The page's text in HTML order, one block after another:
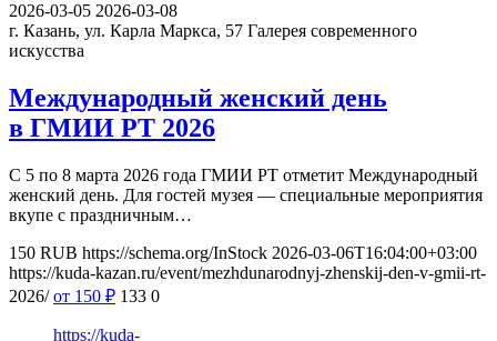
2026-03-05 2026-03-08
г. Казань, ул. Карла Маркса, 57 Галерея современного
искусства
Международный женский день
в ГМИИ РТ 2026
С 5 по 8 марта 2026 года ГМИИ РТ отметит Международный
женский день. Для гостей музея — специальные мероприятия
вкупе с праздничным…
150 RUB https://schema.org/InStock 2026-03-06T16:04:00+03:00
https://kuda-kazan.ru/event/mezhdunarodnyj-zhenskij-den-v-gmii-rt-
2026/ от 150 ₽ 133 0
https://kuda-